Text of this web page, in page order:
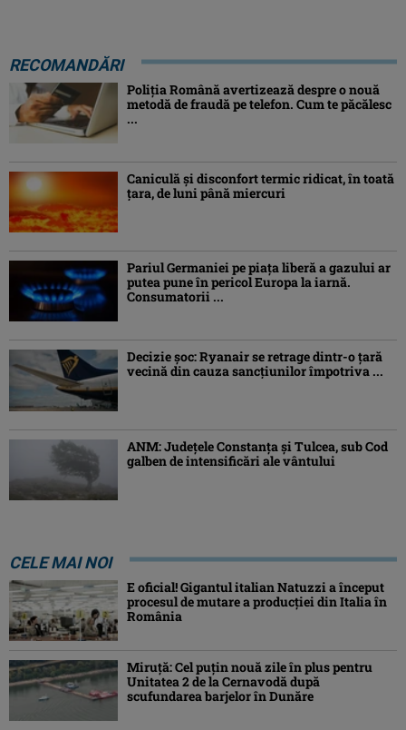
RECOMANDĂRI
Poliția Română avertizează despre o nouă
metodă de fraudă pe telefon. Cum te păcălesc
...
Caniculă şi disconfort termic ridicat, în toată
ţara, de luni până miercuri
Pariul Germaniei pe piaţa liberă a gazului ar
putea pune în pericol Europa la iarnă.
Consumatorii ...
Decizie șoc: Ryanair se retrage dintr-o țară
vecină din cauza sancțiunilor împotriva ...
ANM: Judeţele Constanţa şi Tulcea, sub Cod
galben de intensificări ale vântului
CELE MAI NOI
E oficial! Gigantul italian Natuzzi a început
procesul de mutare a producției din Italia în
România
Miruță: Cel puțin nouă zile în plus pentru
Unitatea 2 de la Cernavodă după
scufundarea barjelor în Dunăre